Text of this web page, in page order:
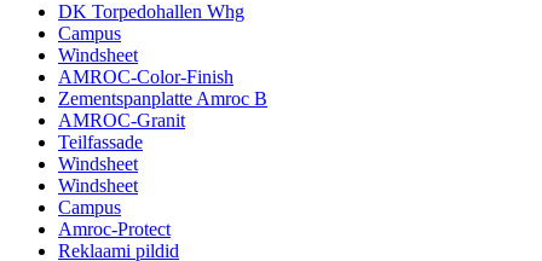
DK Torpedohallen Whg
Campus
Windsheet
AMROC-Color-Finish
Zementspanplatte Amroc B
AMROC-Granit
Teilfassade
Windsheet
Windsheet
Campus
Amroc-Protect
Reklaami pildid